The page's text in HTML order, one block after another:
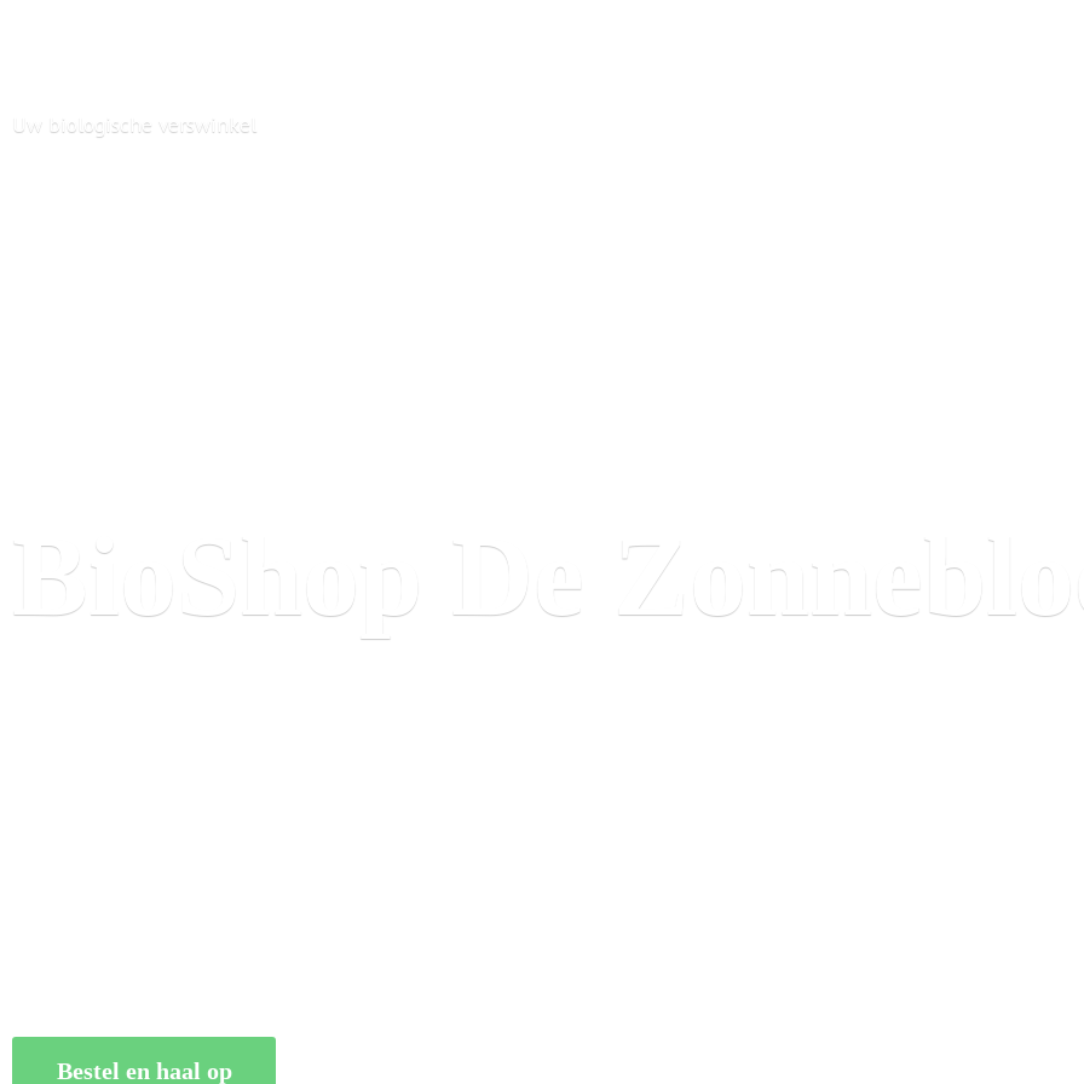
BioShop De
Uw biologische verswinkel
Bestel en haal op